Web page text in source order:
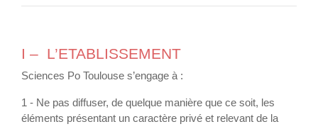
I – L’ETABLISSEMENT
Sciences Po Toulouse s’engage à :
1 - Ne pas diffuser, de quelque manière que ce soit, les
éléments présentant un caractère privé et relevant de la